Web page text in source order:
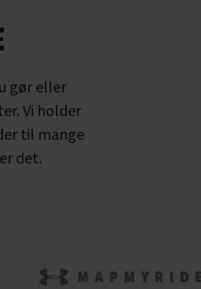
gør eller
Vi holder
til mange
det.